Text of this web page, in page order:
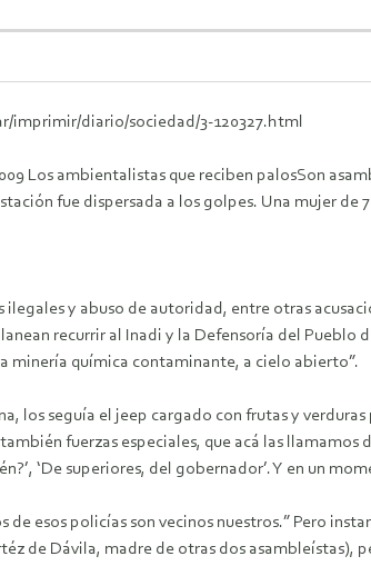
imprimir/diario/sociedad/3-120327.html
Los ambientalistas que reciben palosSon
fue dispersada a los golpes. Una mujer de
ilegales y abuso de autoridad, entre otras
recurrir al Inadi y la Defensoría del Pueblo
minería química contaminante, a cielo abierto”.
los seguía el jeep cargado con frutas y
fuerzas especiales, que acá las
‘De superiores, del gobernador’. Y en un
de esos policías son vecinos nuestros.” Pero
de Dávila, madre de otras dos asambleístas),